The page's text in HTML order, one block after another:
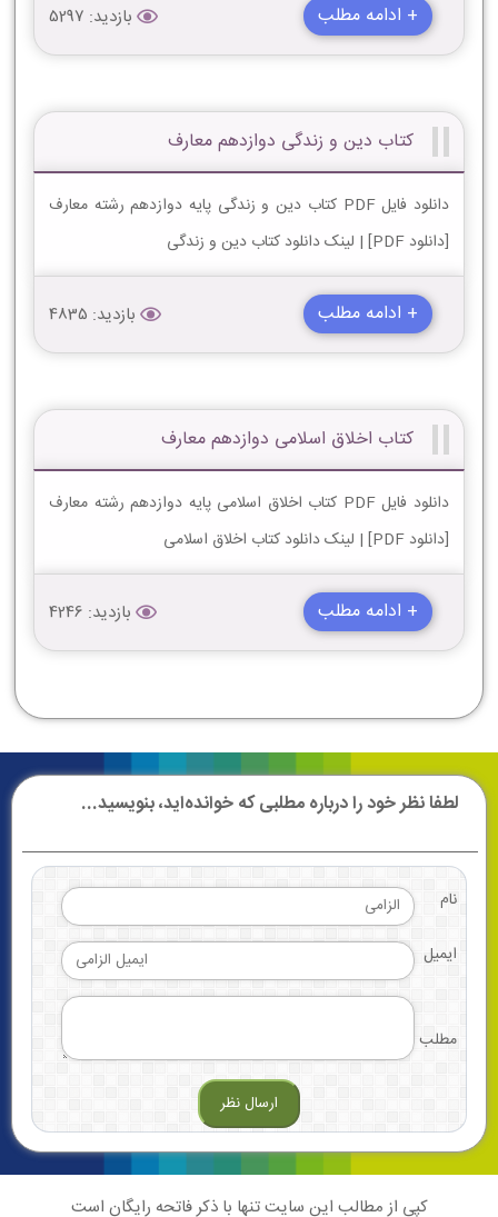
+ ادامه مطلب بازدید: 5297
کتاب دین و زندگی دوازدهم معارف
دانلود فایل PDF کتاب دین و زندگی پایه دوازدهم رشته معارف
[دانلود PDF] | لینک دانلود کتاب دین و زندگی
+ ادامه مطلب بازدید: 4835
کتاب اخلاق اسلامی دوازدهم معارف
دانلود فایل PDF کتاب اخلاق اسلامی پایه دوازدهم رشته معارف
[دانلود PDF] | لینک دانلود کتاب اخلاق اسلامی
+ ادامه مطلب بازدید: 4246
لطفا نظر خود را درباره مطلبی که خوانده‌اید، بنویسید...
نام
ایمیل
مطلب
کپی از مطالب این سایت تنها با ذکر فاتحه رایگان است